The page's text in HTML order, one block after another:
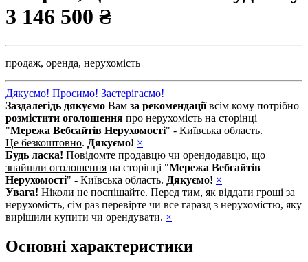
3 146 500 ₴
продаж, оренда, нерухомість
Дякуємо! Просимо! Застерігаємо!
Заздалегідь дякуємо Вам за рекомендаціївсім кому потрібно
розмістити оголошення про нерухомість на сторінці
"Мережа Вебсайтів Нерухомості" - Київська область.
Це безкоштовно. Дякуємо! ×
Будь ласка! Повідомте продавцю чи орендодавцю, що
знайшли оголошення на сторінці "Мережа Вебсайтів
Нерухомості" - Київська область. Дякуємо! ×
Увага! Ніколи не поспішайте. Перед тим, як віддати гроші за
нерухомість, сім раз перевірте чи все гаразд з нерухомістю, яку
вирішили купити чи орендувати. ×
Основні характеристики